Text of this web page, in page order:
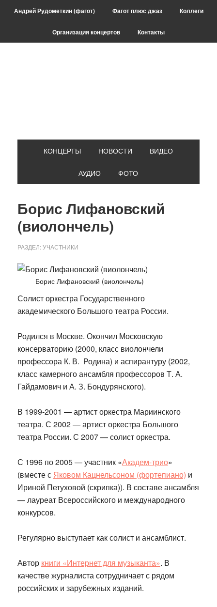
navigation
content
sidebar
Андрей Рудометкин (фагот) Фагот плюс джаз Коллеги
Организация концертов Контакты
КОНЦЕРТЫ НОВОСТИ ВИДЕО
АУДИО ФОТО
Борис Лифановский
(виолончель)
РАЗДЕЛ:УЧАСТНИКИ
Борис Лифановский (виолончель)
Солист оркестра Государственного
академического Большого театра России.
Родился в Москве. Окончил Московскую
консерваторию (2000, класс виолончели
профессора К. В. Родина) и аспирантуру (2002,
класс камерного ансамбля профессоров Т. А.
Гайдамович и А. З. Бондурянского).
В 1999-2001 — артист оркестра Мариинского
театра. С 2002 — артист оркестра Большого
театра России. С 2007 — солист оркестра.
С 1996 по 2005 — участник «Академ-трио»
(вместе с Яковом Кацнельсоном (фортепиано) и
Ириной Петуховой (скрипка)). В составе ансамбля
— лауреат Всероссийского и международного
конкурсов.
Регулярно выступает как солист и ансамблист.
Автор книги «Интернет для музыканта». В
качестве журналиста сотрудничает с рядом
российских и зарубежных изданий.